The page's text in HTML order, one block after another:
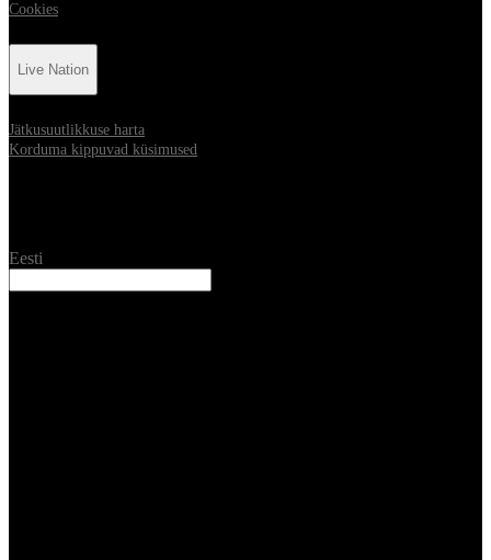
Cookies
Live Nation
Jätkusuutlikkuse harta
Korduma kippuvad küsimused
Eesti